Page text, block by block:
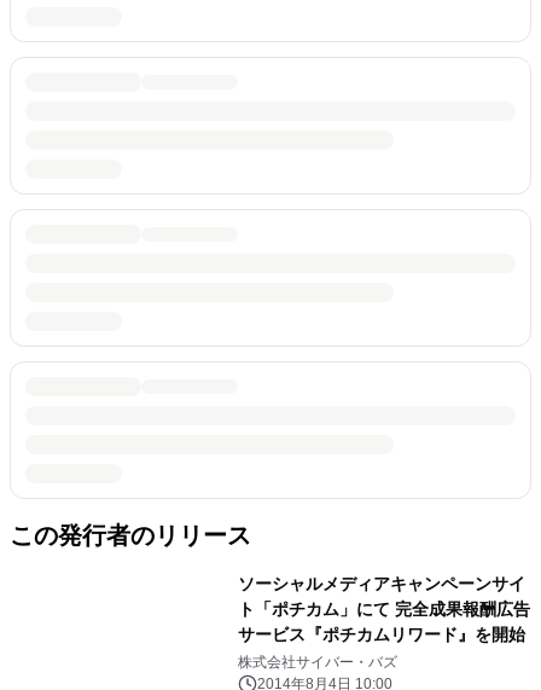
この発行者のリリース
ソーシャルメディアキャンペーンサイ
ト「ポチカム」にて 完全成果報酬広告
サービス『ポチカムリワード』を開始
株式会社サイバー・バズ
2014年8月4日 10:00